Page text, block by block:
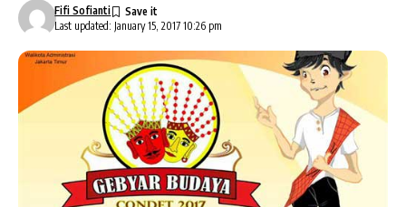
Last updated: January 15, 2017 10:26 pm
Fifi Sofianti